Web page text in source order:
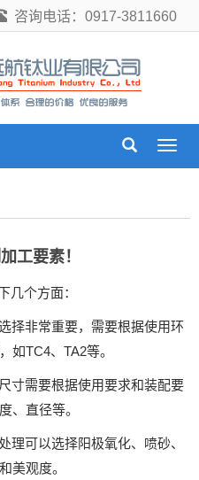
咨询电话：0917-3811660
导
工要素！
几个方面：
非常重要，需要根据使用环
如TC4、TA2等。
需要根据使用要求和装配要
、直径等。
可以选择阳极氧化、喷砂、
美观度。